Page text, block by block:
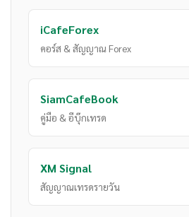
iCafeForex
คอร์ส & สัญญาณ Forex
SiamCafeBook
คู่มือ & อีบุ๊กเทรด
XM Signal
สัญญาณเทรดรายวัน